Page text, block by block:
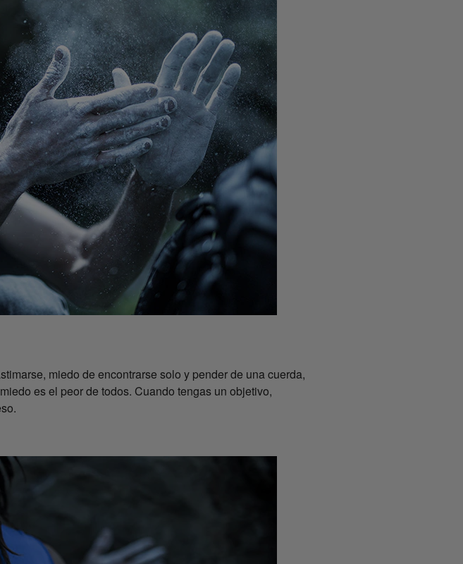
miedo de encontrarse solo y pender de una cuerda,
es el peor de todos. Cuando tengas un objetivo,